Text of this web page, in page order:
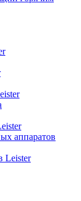
аппаратов
Leister